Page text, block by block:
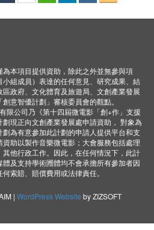
本項目提供資助，除此之外並無參與項
組成員）表達的任何意見、研究成果、結
政府、文化體育及旅遊局、文創產業發展
意智優計劃」審核委員會的觀點。
限公司乃《第十四屆微電影「創+作」支援
現正向文創產業發展處申請資助， 對象為
為有意參加此計劃的申請人提供平台和支
助以製作音樂微電影；大會服務包括處理
他行政工作。因此，在任何情況下，此計
及支持學術圑體均不會承擔所有參加者因
索賠、賠償費用或法律責任。
|WordPress Website by ZIZSOFT